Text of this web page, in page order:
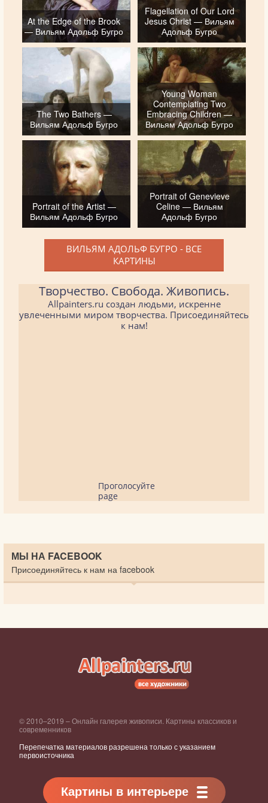
At the Edge of the Brook
— Вильям Адольф Бугро
Flagellation of Our Lord
Jesus Christ — Вильям
Адольф Бугро
The Two Bathers —
Вильям Адольф Бугро
Young Woman
Contemplating Two
Embracing Children —
Вильям Адольф Бугро
Portrait of the Artist —
Вильям Адольф Бугро
Portrait of Genevieve
Celine — Вильям
Адольф Бугро
ВИЛЬЯМ АДОЛЬФ БУГРО - ВСЕ
КАРТИНЫ
Творчество. Свобода. Живопись.
Allpainters.ru создан людьми, искренне
увлеченными миром творчества. Присоединяйтесь
к нам!
Проголосуйте
page
МЫ НА FACEBOOK
Присоединяйтесь к нам на facebook
© 2010–2019 – Онлайн галерея живописи. Картины классиков и
современников
Перепечатка материалов разрешена только с указанием
первоисточника
Картины в интерьере